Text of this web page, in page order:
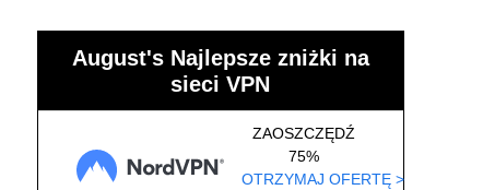
August's Najlepsze zniżki na
sieci VPN
ZAOSZCZĘDŹ
75%
OTRZYMAJ OFERTĘ >